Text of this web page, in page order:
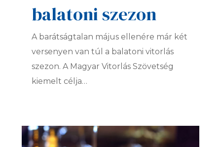
balatoni szezon
A barátságtalan május ellenére már két
versenyen van túl a balatoni vitorlás
szezon. A Magyar Vitorlás Szövetség
kiemelt célja…